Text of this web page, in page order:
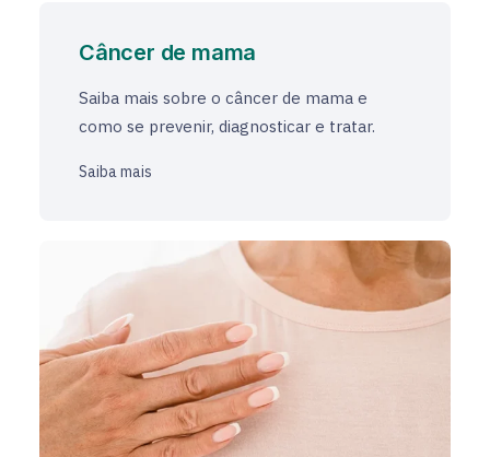
Câncer de mama
Saiba mais sobre o câncer de mama e
como se prevenir, diagnosticar e tratar.
Saiba mais